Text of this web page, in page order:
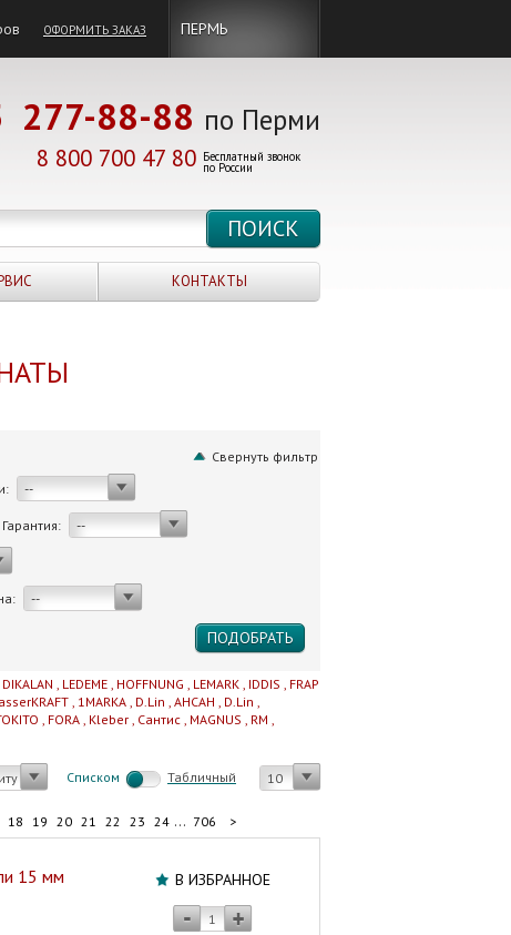
ОФОРМИТЬ ЗАКАЗ ПЕРМЬ
277-88-88 по Перми
8 800 700 47 80 Бесплатный звонок
по России
КОНТАКТЫ
Свернуть фильтр
--
Гарантия: --
--
DIKALAN , LEDEME , HOFFNUNG , LEMARK , IDDIS , FRAP
, 1MARKA , D.Lin , AHCAH , D.Lin ,
, FORA , Kleber , Сантис , MAGNUS , RM ,
Cписком Табличный 10
18 19 20 21 22 23 24 ... 706 >
В ИЗБРАННОЕ
15 мм